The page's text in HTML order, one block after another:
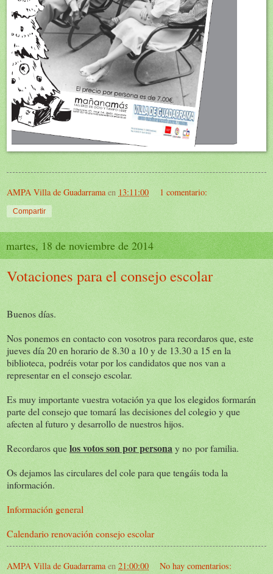
AMPA Villa de Guadarrama en 13:11:00 1 comentario:
Compartir
martes, 18 de noviembre de 2014
Votaciones para el consejo escolar
Buenos días.
Nos ponemos en contacto con vosotros para recordaros que, este
jueves día 20 en horario de 8.30 a 10 y de 13.30 a 15 en la
biblioteca, podréis votar por los candidatos que nos van a
representar en el consejo escolar.
Es muy importante vuestra votación ya que los elegidos formarán
parte del consejo que tomará las decisiones del colegio y que
afecten al futuro y desarrollo de nuestros hijos.
Recordaros quelos votos son por personay no por familia.
Os dejamos las circulares del cole para que tengáis toda la
información.
Información general
Calendario renovación consejo escolar
AMPA Villa de Guadarrama en 21:00:00 No hay comentarios: